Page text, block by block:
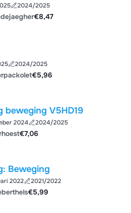
2024/2025
€8,47
2024/2025
€5,96
Samenvatting beweging V5HD19
2024 2024/2025
€7,06
Beweging
2022 2021/2022
€5,99